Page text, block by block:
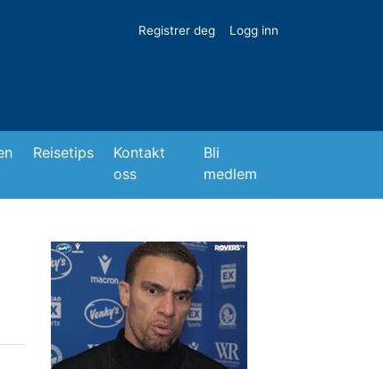
Registrer deg Logg inn
Reisetips
Kontakt
oss
Bli
medlem